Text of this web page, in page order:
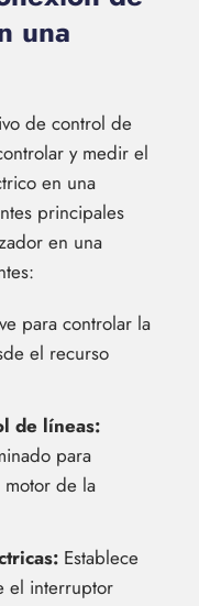
una
de control de
y medir el
en una
principales
en una
para controlar la
el recurso
de líneas:
para
de la
Establece
el interruptor